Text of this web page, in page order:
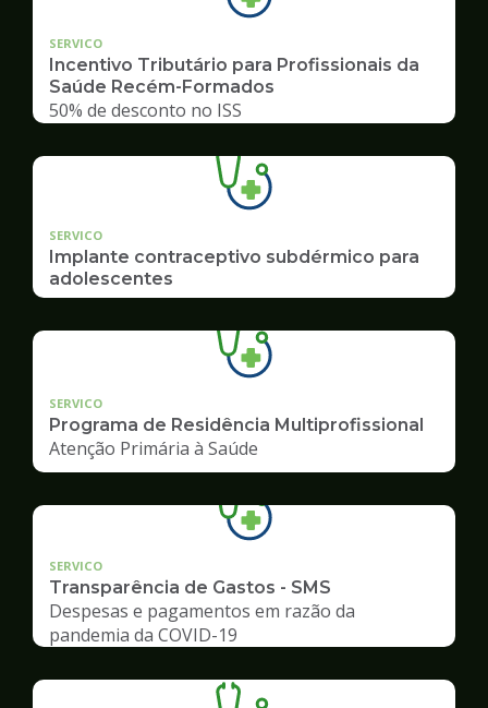
SERVICO
Incentivo Tributário para Profissionais da
Saúde Recém-Formados
50% de desconto no ISS
SERVICO
Implante contraceptivo subdérmico para
adolescentes
SERVICO
Programa de Residência Multiprofissional
Atenção Primária à Saúde
SERVICO
Transparência de Gastos - SMS
Despesas e pagamentos em razão da
pandemia da COVID-19